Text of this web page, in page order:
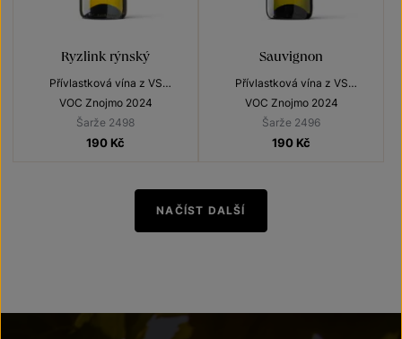
Ryzlink rýnský
Přívlastková vína z VS
Lechovice
VOC Znojmo 2024
Šarže 2498
190 Kč
Sauvignon
Přívlastková vína z VS
Lechovice
VOC Znojmo 2024
Šarže 2496
190 Kč
NAČÍST DALŠÍ